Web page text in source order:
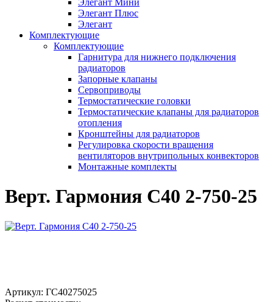
Элегант Мини
Элегант Плюс
Элегант
Комплектующие
Комплектующие
Гарнитура для нижнего подключения
радиаторов
Запорные клапаны
Сервоприводы
Термостатические головки
Термостатические клапаны для радиаторов
отопления
Кронштейны для радиаторов
Регулировка скорости вращения
вентиляторов внутрипольных конвекторов
Монтажные комплекты
Верт. Гармония С40 2-750-25
Артикул: ГС40275025